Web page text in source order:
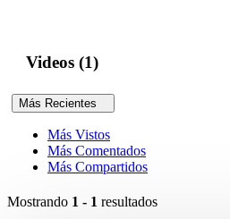
Videos (1)
Más Recientes
Más Vistos
Más Comentados
Más Compartidos
Mostrando 1 - 1 resultados